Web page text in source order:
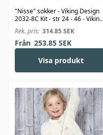
"Nisse" sokker - Viking Design
2032-8C Kit - str 24 - 46 - Viking
Alpaca Storm
Rek. pris: 314.85SEK
Från 253.85SEK
Visa produkt